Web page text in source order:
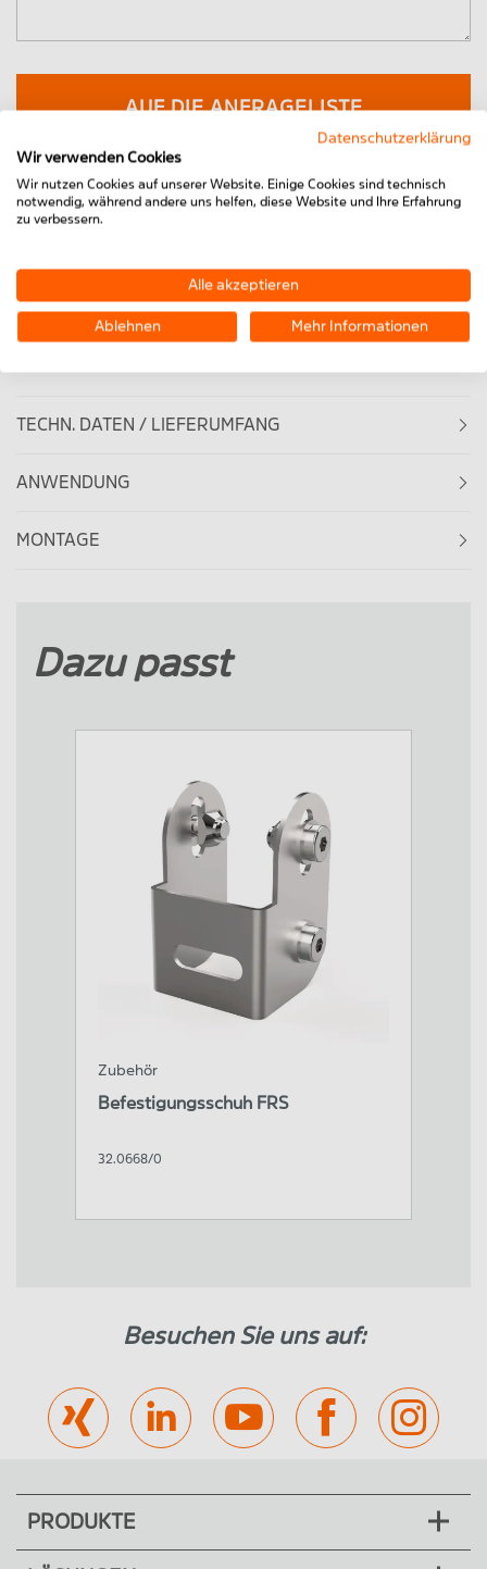
AUF DIE ANFRAGELISTE
FRAGEN ZUM PRODUKT / KONTAKT
DATENBLATT ERZEUGEN
3D ANSICHT
TECHN. DATEN / LIEFERUMFANG
ANWENDUNG
MONTAGE
Dazu passt
Zubehör
Befestigungsschuh FRS
32.0668/0
Besuchen Sie uns auf:
PRODUKTE
Datenschutzerklärung
Wir verwenden Cookies
Wir nutzen Cookies auf unserer Website. Einige Cookies sind technisch
notwendig, während andere uns helfen, diese Website und Ihre Erfahrung
zu verbessern.
Alle akzeptieren
Ablehnen Mehr Informationen